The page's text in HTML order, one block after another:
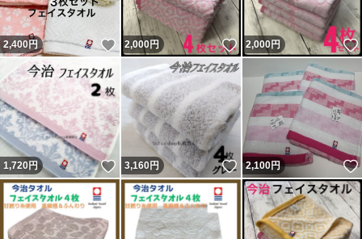
2,400円 いいね！
2,000円 いいね！
2,000円
1,720円 いいね！
3,160円 いいね！
2,100円